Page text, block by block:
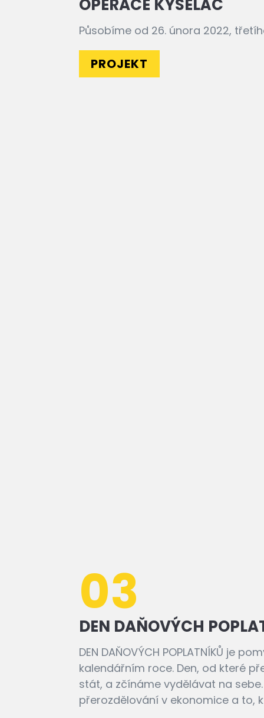
OPERACE KYSELÁČ
Působíme od 26. února 2022,
PROJEKT
03
DEN DAŇOVÝCH
DEN DAŇOVÝCH POPLATNÍKŮ je
kalendářním roce. Den, od které
stát, a zčínáme vydělávat na
přerozdělování v ekonomice a to,